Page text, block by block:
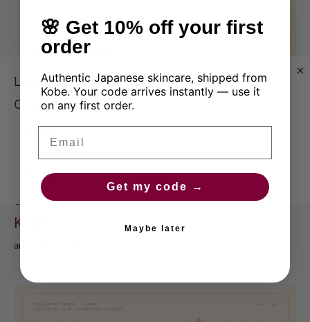
Japanisches Retinol 2026: Ein Guide aus
Kobe
anti-aging japan
Looks likeEnglishis more preferred for you.
Change language?
Change
🌸 Get 10% off your first
order
Authentic Japanese skincare, shipped from
Kobe. Your code arrives instantly — use it
on any first order.
Get my code →
Maybe later